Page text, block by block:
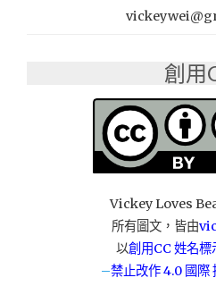
創用
Vickey Loves
所有圖文，皆由
以創用CC 姓名標
–禁止改作4.0 國際